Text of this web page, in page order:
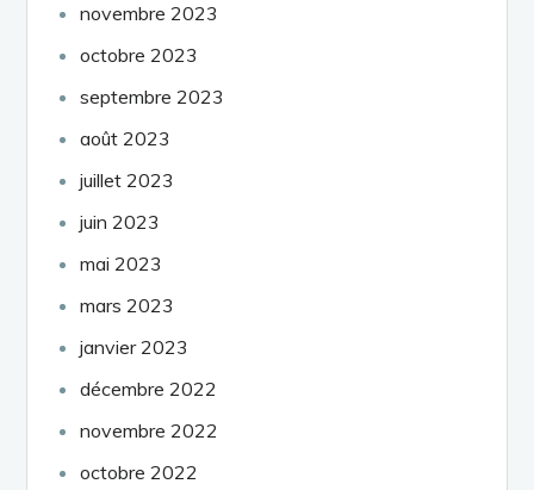
novembre 2023
octobre 2023
septembre 2023
août 2023
juillet 2023
juin 2023
mai 2023
mars 2023
janvier 2023
décembre 2022
novembre 2022
octobre 2022